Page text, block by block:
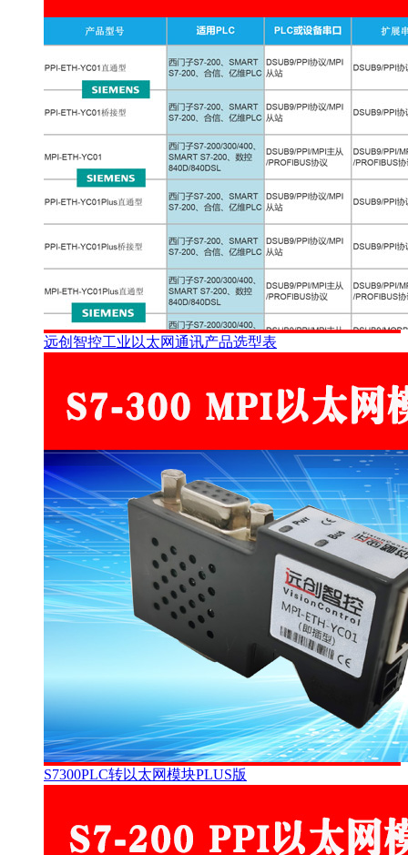
远创智控工业以太网通讯产品选型表
S7300PLC转以太网模块PLUS版